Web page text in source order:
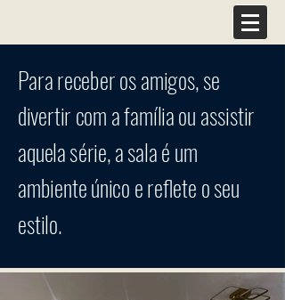
Para receber os amigos, se
divertir com a família ou assistir
aquela série, a sala é um
ambiente único e reflete o seu
estilo.